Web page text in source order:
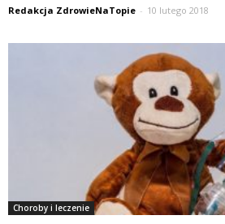
Redakcja ZdrowieNaTopie - 10 lutego 2018
Choroby i leczenie